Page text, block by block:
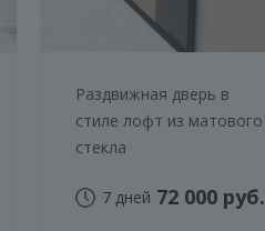
Раздвижная дверь в
стиле лофт из матового
стекла
7 дней 72 000 руб.